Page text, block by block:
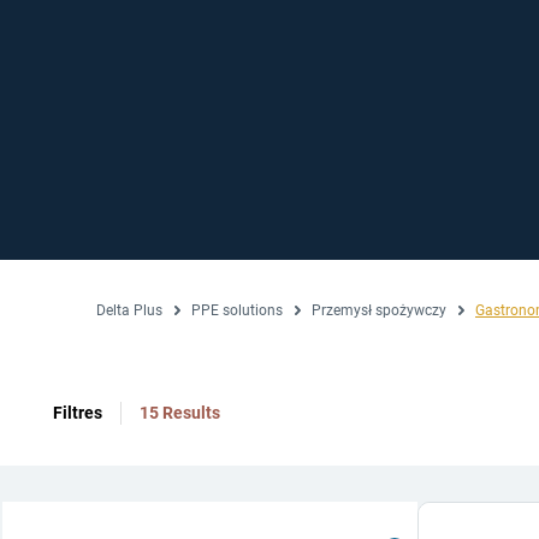
Delta Plus PPE solutions Przemysł spożywczy
Filtres 15 Results